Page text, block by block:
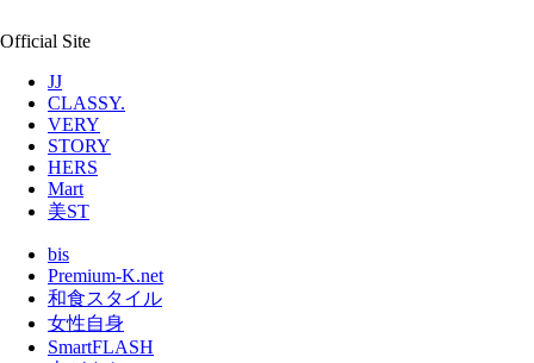
Official Site
JJ
CLASSY.
VERY
STORY
HERS
Mart
美ST
bis
Premium-K.net
和食スタイル
女性自身
SmartFLASH